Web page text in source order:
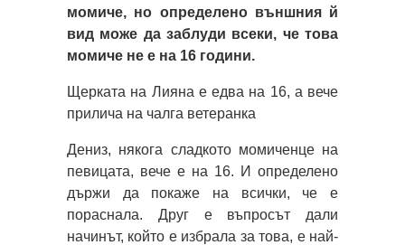
момиче, но определено външния й
вид може да заблуди всеки, че това
момиче не е на 16 години.
Щерката на Лияна е едва на 16, а вече
прилича на чалга ветеранка
Дениз, някога сладкото момиченце на
певицата, вече е на 16. И определено
държи да покаже на всички, че е
пораснала. Друг е въпросът дали
начинът, който е избрала за това, е най-